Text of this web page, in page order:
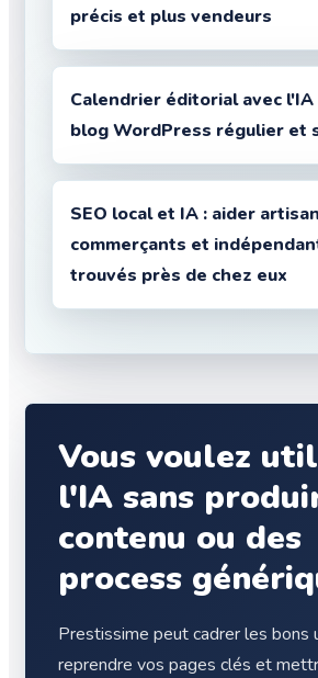
précis et plus vendeurs
Calendrier éditorial avec l'IA
blog WordPress régulier et
SEO local et IA : aider
commerçants et
trouvés près de chez eux
Vous voulez
l'IA sans
contenu ou des
process
Prestissime peut cadrer les bons
reprendre vos pages clés et